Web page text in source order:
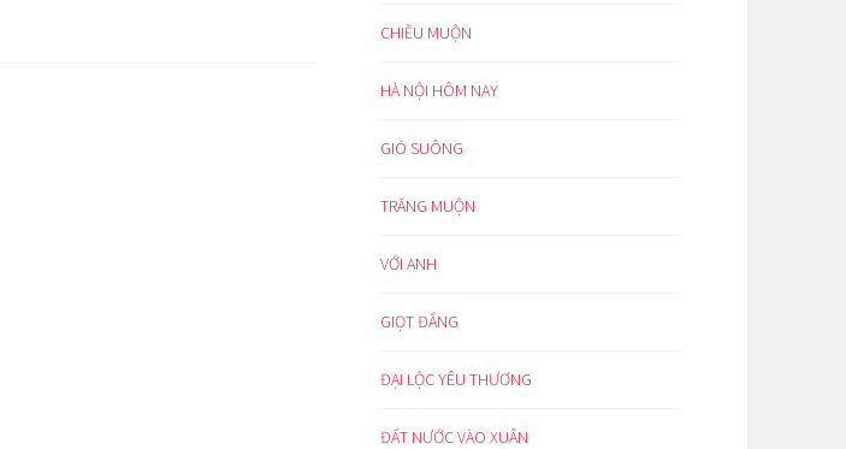
CHIỀU MUỘN
HÀ NỘI HÔM NAY
GIÓ SUÔNG
TRĂNG MUỘN
VỚI ANH
GIỌT ĐẮNG
ĐẠI LỘC YÊU THƯƠNG
ĐẤT NƯỚC VÀO XUÂN